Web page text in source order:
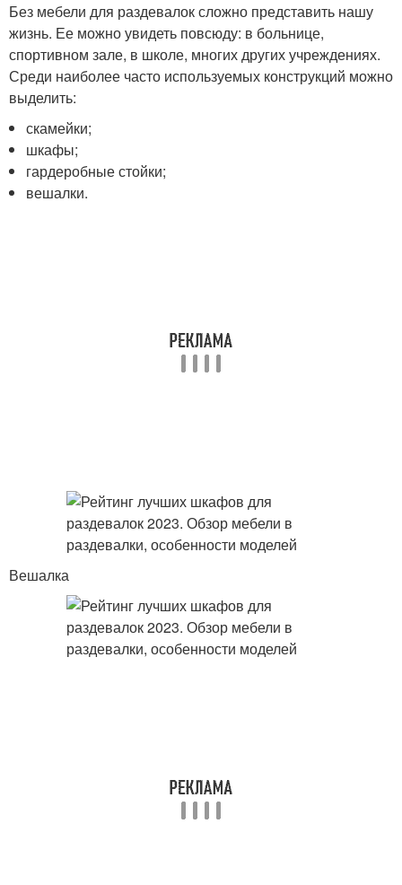
Без мебели для раздевалок сложно представить нашу
жизнь. Ее можно увидеть повсюду: в больнице,
спортивном зале, в школе, многих других учреждениях.
Среди наиболее часто используемых конструкций можно
выделить:
скамейки;
шкафы;
гардеробные стойки;
вешалки.
Вешалка